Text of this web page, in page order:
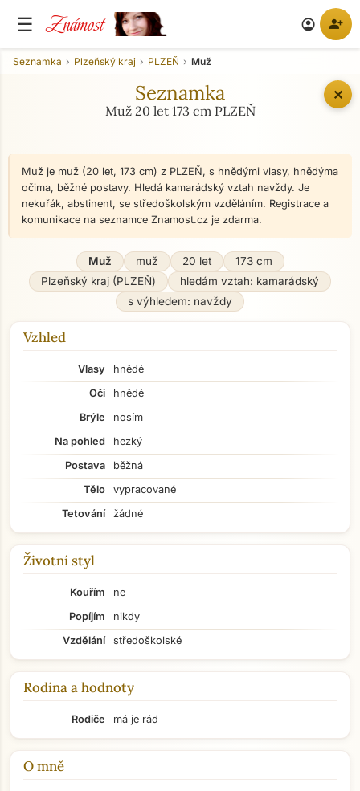
☰ Známost account_circle person_add
✕
Seznamka Plzeňský kraj PLZEŇ Muž
Seznamka
Muž 20 let 173 cm PLZEŇ
Muž je muž (20 let, 173 cm) z PLZEŇ, s hnědými vlasy, hnědýma
očima, běžné postavy. Hledá kamarádský vztah navždy. Je
nekuřák, abstinent, se středoškolským vzděláním. Registrace a
komunikace na seznamce Znamost.cz je zdarma.
Muž muž 20 let
173 cm
Plzeňský kraj (PLZEŇ)
hledám vztah: kamarádský
s výhledem: navždy
Vzhled
Vlasy
hnědé
Oči
hnědé
Brýle
nosím
Na pohled
hezký
Postava
běžná
Tělo
vypracované
Tetování
žádné
Životní styl
Kouřím
ne
Popíjím
nikdy
Vzdělání
středoškolské
Rodina a hodnoty
Rodiče má je rád
O mně